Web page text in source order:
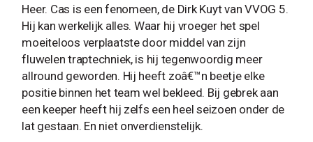
Heer. Cas is een fenomeen, de Dirk Kuyt van VVOG 5.
Hij kan werkelijk alles. Waar hij vroeger het spel
moeiteloos verplaatste door middel van zijn
fluwelen traptechniek, is hij tegenwoordig meer
allround geworden. Hij heeft zoâ€™n beetje elke
positie binnen het team wel bekleed. Bij gebrek aan
een keeper heeft hij zelfs een heel seizoen onder de
lat gestaan. En niet onverdienstelijk.